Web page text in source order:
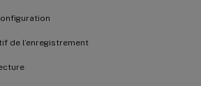
de l’enregistrement